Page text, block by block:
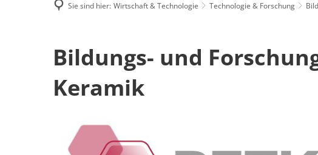
Sie sind hier: Wirtschaft & Technologie Technologie & Forschung
Bildungs-
Forschungszentrum
Keramik
Bildungs- und
Keramik